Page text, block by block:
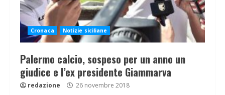
Cronaca Notizie siciliane
Palermo calcio, sospeso per un anno un
giudice e l’ex presidente Giammarva
redazione 26 novembre 2018